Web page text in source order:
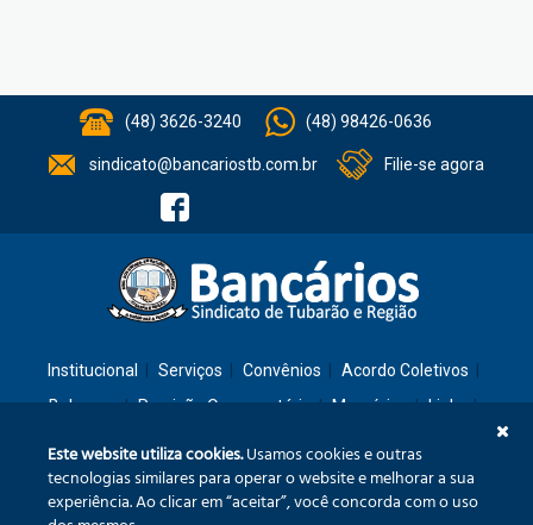
(48) 3626-3240 (48) 98426-0636
sindicato@bancariostb.com.br Filie-se agora
Institucional Serviços Convênios
Acordo Coletivos
Balanços
Previsão Orçamentária Memórias
Links
Rua: São José, 36 – Ed. Cláudia – Térreo – Tubarão/SC – CEP: 88701-260
Este website utiliza cookies.Usamos cookies e outras
tecnologias similares para operar o website e melhorar a sua
experiência. Ao clicar em “aceitar”, você concorda com o uso